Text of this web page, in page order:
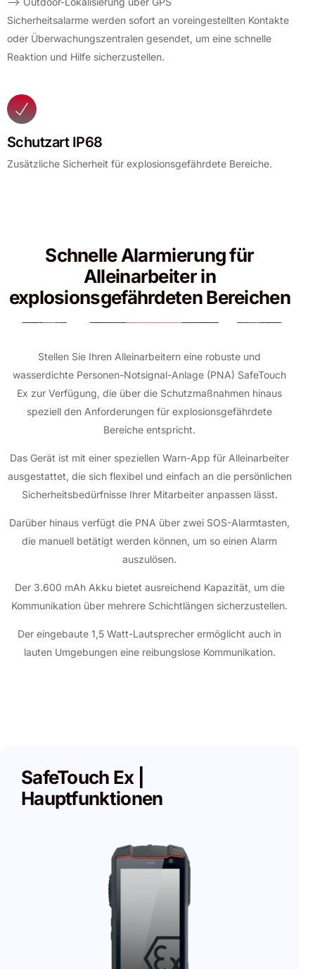
Sicherheitsalarme werden sofort an voreingestellten Kontakte
oder Überwachungszentralen gesendet, um eine schnelle
Reaktion und Hilfe sicherzustellen.
Schutzart IP68
Zusätzliche Sicherheit für explosionsgefährdete Bereiche.
Schnelle Alarmierung für
Alleinarbeiter in
explosionsgefährdeten Bereichen
Stellen Sie Ihren Alleinarbeitern eine robuste und
wasserdichte Personen-Notsignal-Anlage (PNA) SafeTouch
Ex zur Verfügung, die über die Schutzmaßnahmen hinaus
speziell den Anforderungen für explosionsgefährdete
Bereiche entspricht.
Das Gerät ist mit einer speziellen Warn-App für Alleinarbeiter
ausgestattet, die sich flexibel und einfach an die persönlichen
Sicherheitsbedürfnisse Ihrer Mitarbeiter anpassen lässt.
Darüber hinaus verfügt die PNA über zwei SOS-Alarmtasten,
die manuell betätigt werden können, um so einen Alarm
auszulösen.
Der 3.600 mAh Akku bietet ausreichend Kapazität, um die
Kommunikation über mehrere Schichtlängen sicherzustellen.
Der eingebaute 1,5 Watt-Lautsprecher ermöglicht auch in
lauten Umgebungen eine reibungslose Kommunikation.
SafeTouch Ex |
Hauptfunktionen